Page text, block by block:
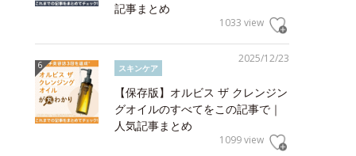
記事まとめ
1033 view
2025/12/23
スキンケア
【保存版】オルビス ザ クレンジン
グオイルのすべてをこの記事で｜
人気記事まとめ
1099 view